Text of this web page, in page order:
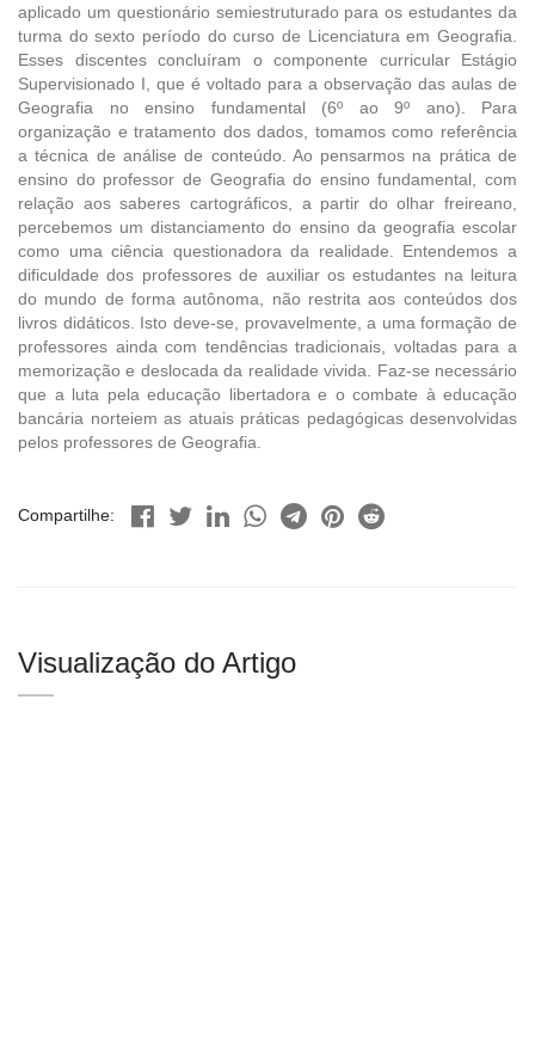
aplicado um questionário semiestruturado para os estudantes da
turma do sexto período do curso de Licenciatura em Geografia.
Esses discentes concluíram o componente curricular Estágio
Supervisionado I, que é voltado para a observação das aulas de
Geografia no ensino fundamental (6º ao 9º ano). Para
organização e tratamento dos dados, tomamos como referência
a técnica de análise de conteúdo. Ao pensarmos na prática de
ensino do professor de Geografia do ensino fundamental, com
relação aos saberes cartográficos, a partir do olhar freireano,
percebemos um distanciamento do ensino da geografia escolar
como uma ciência questionadora da realidade. Entendemos a
dificuldade dos professores de auxiliar os estudantes na leitura
do mundo de forma autônoma, não restrita aos conteúdos dos
livros didáticos. Isto deve-se, provavelmente, a uma formação de
professores ainda com tendências tradicionais, voltadas para a
memorização e deslocada da realidade vivida. Faz-se necessário
que a luta pela educação libertadora e o combate à educação
bancária norteiem as atuais práticas pedagógicas desenvolvidas
pelos professores de Geografia.
Compartilhe:
Visualização do Artigo